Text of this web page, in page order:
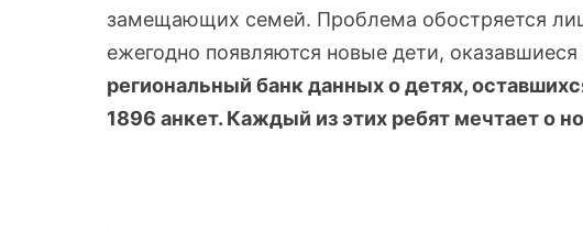
замещающих семей. Проблема обостряется
ежегодно появляются новые дети,
региональный банк данных о детях,
1896 анкет. Каждый из этих ребят мечтает о